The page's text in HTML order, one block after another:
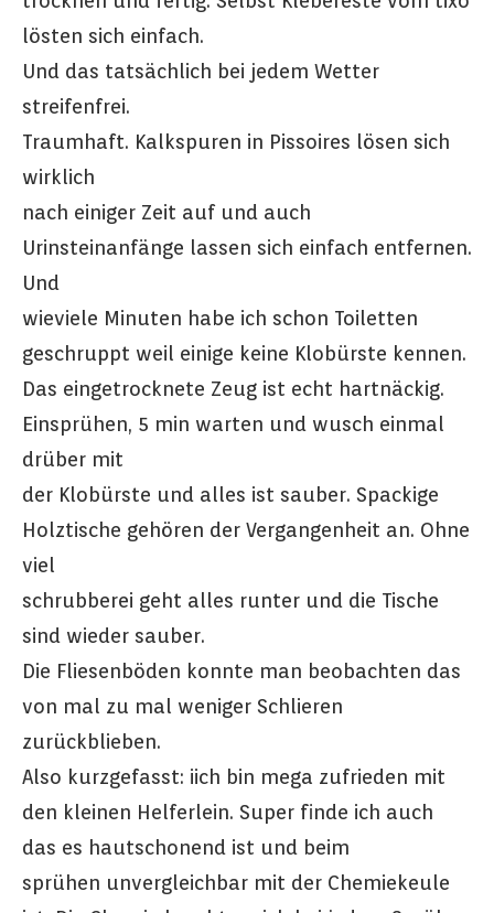
lösten sich einfach.
Und das tatsächlich bei jedem Wetter
streifenfrei.
Traumhaft. Kalkspuren in Pissoires lösen sich
wirklich
nach einiger Zeit auf und auch
Urinsteinanfänge lassen sich einfach entfernen.
Und
wieviele Minuten habe ich schon Toiletten
geschruppt weil einige keine Klobürste kennen.
Das eingetrocknete Zeug ist echt hartnäckig.
Einsprühen, 5 min warten und wusch einmal
drüber mit
der Klobürste und alles ist sauber. Spackige
Holztische gehören der Vergangenheit an. Ohne
viel
schrubberei geht alles runter und die Tische
sind wieder sauber.
Die Fliesenböden konnte man beobachten das
von mal zu mal weniger Schlieren
zurückblieben.
Also kurzgefasst: iich bin mega zufrieden mit
den kleinen Helferlein. Super finde ich auch
das es hautschonend ist und beim
sprühen unvergleichbar mit der Chemiekeule